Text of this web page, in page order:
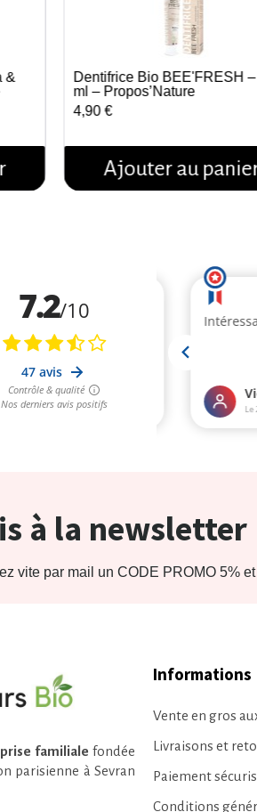
&
Aperçu rapide
Dentifrice Bio BEE'FRESH
ml – Propos’Nature
4,90 €
Ajouter au
à la newsletter
vite par mail un CODE PROMO 5%
familiale fondée
parisienne à Sevran
Informations
Vente en gros
Livraisons et
Paiement
Conditions